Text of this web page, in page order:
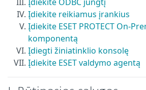
Įdiekite reikiamus įrankius
Įdiekite ESET PROTECT On-
komponentą
Įdiegti žiniatinklio konsolę
Įdiekite ESET valdymo agentą